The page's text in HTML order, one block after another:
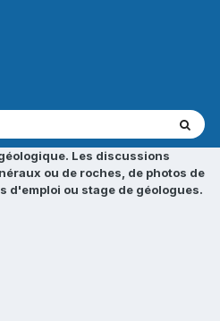
Les discussions
ou de roches, de photos de
d'emploi ou stage de géologues.